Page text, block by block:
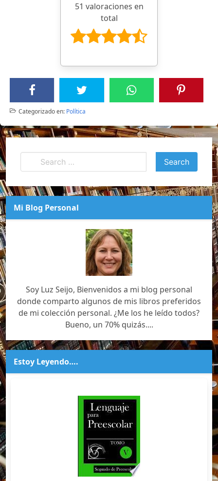
51 valoraciones en
total
Categorizado en: Política
Mi Blog Personal
Soy Luz Seijo, Bienvenidos a mi blog personal
donde comparto algunos de mis libros preferidos
de mi colección personal. ¿Me los he leído todos?
Bueno, un 70% quizás....
Estoy Leyendo….